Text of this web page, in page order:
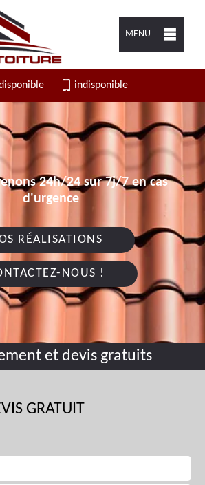
MENU
indisponible
24h/24 sur 7j/7 en cas
d'urgence
RÉALISATIONS
NOUS !
et devis gratuits
GRATUIT